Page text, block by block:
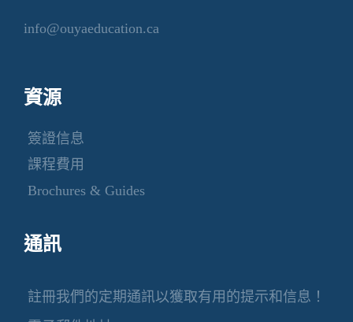
info@ouyaeducation.ca
資源
簽證信息
課程費用
Brochures & Guides
通訊
註冊我們的定期通訊以獲取有用的提示和信息！